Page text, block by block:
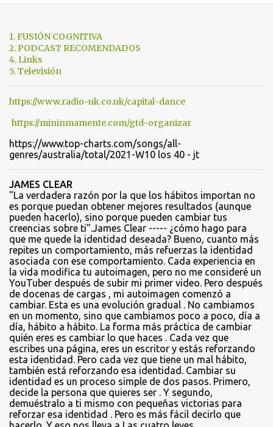
a
r
o
1. FUSIÓN COGNITIVA
2. PODCAST RECOMENDADOS
4. Links
5. Televisión
https://www.radio-uk.co.uk/capital-dance
https://mininmamente.com/gtd-organizar
https://www.top-charts.com/songs/all-
genres/australia/total/2021-W10 los 40 - jt
JAMES CLEAR
"La verdadera razón por la que los hábitos importan no
es porque puedan obtener mejores resultados (aunque
pueden hacerlo), sino porque pueden cambiar tus
creencias sobre ti".James Clear ----- ¿cómo hago para
que me quede la identidad deseada? Bueno, cuanto más
repites un comportamiento, más refuerzas la identidad
asociada con ese comportamiento. Cada experiencia en
la vida modifica tu autoimagen, pero no me consideré un
YouTuber después de subir mi primer video. Pero después
de docenas de cargas , mi autoimagen comenzó a
cambiar. Esta es una evolución gradual . No cambiamos
en un momento, sino que cambiamos poco a poco, día a
día, hábito a hábito. La forma más práctica de cambiar
quién eres es cambiar lo que haces . Cada vez que
escribes una página, eres un escritor y estás reforzando
esta identidad. Pero cada vez que tiene un mal hábito,
también está reforzando esa identidad. Cambiar su
identidad es un proceso simple de dos pasos. Primero,
decide la persona que quieres ser . Y segundo,
demuéstralo a ti mismo con pequeñas victorias para
reforzar esa identidad . Pero es más fácil decirlo que